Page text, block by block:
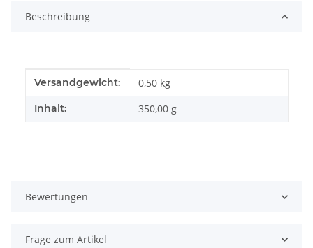
Beschreibung
Produkteigenschaft
Wert
Versandgewicht: 0,50 kg
Inhalt: 350,00 g
Bewertungen
Frage zum Artikel